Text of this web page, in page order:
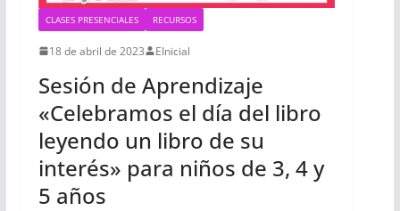
CLASES PRESENCIALES RECURSOS
18 de abril de 2023 EInicial
Sesión de Aprendizaje
«Celebramos el día del libro
leyendo un libro de su
interés» para niños de 3, 4 y
5 años